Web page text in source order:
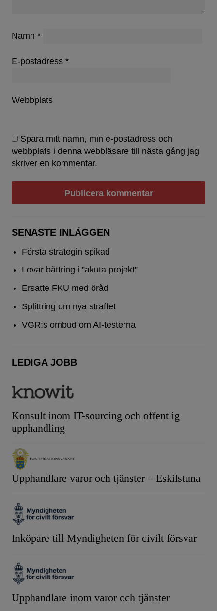
Namn *
E-postadress *
Webbplats
Spara mitt namn, min e-postadress och
webbplats i denna webbläsare till nästa gång jag
skriver en kommentar.
SENASTE INLÄGGEN
Första strategin spikad
Lovar bättring i ”akuta projekt”
Ersatte FKU med öråd
Splittring om nya straffet
VGR:s ombud om AI-testerna
LEDIGA JOBB
Konsult inom IT-sourcing och offentlig
upphandling
Upphandlare varor och tjänster – Eskilstuna
Inköpare till Myndigheten för civilt försvar
Upphandlare inom varor och tjänster